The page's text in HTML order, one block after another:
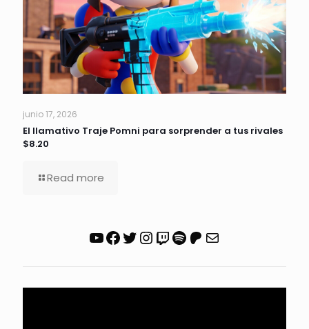
junio 17, 2026
El llamativo Traje Pomni para sorprender a tus rivales
$8.20
Read more
YouTube
Facebook
Twitter
Instagram
Twitch
Spotify
Patreon
Correo electrónico